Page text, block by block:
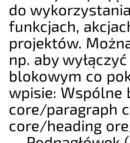
do
funkcjach,
projektów.
np. aby
blokowym co
wpisie: Wspólne
core/paragraph
core/heading